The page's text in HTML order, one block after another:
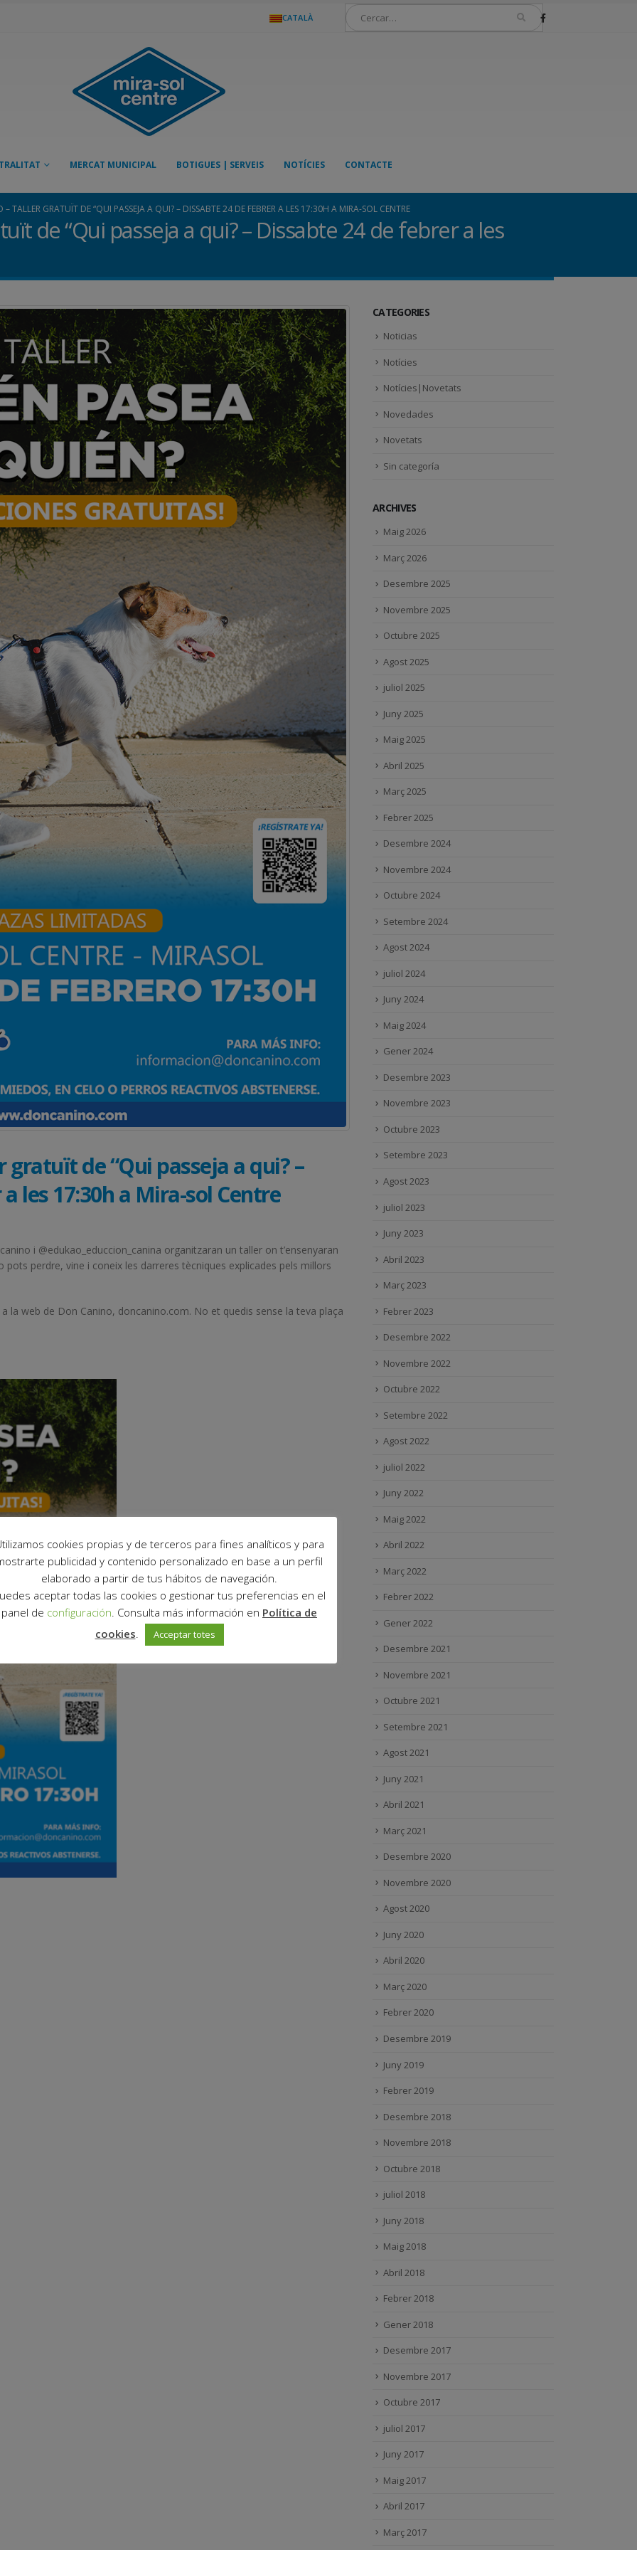
CATALÀ
MERCAT MUNICIPAL BOTIGUES | SERVEIS NOTÍCIES CONTACTE
TALLER GRATUÏT DE “QUI PASSEJA A QUI? – DISSABTE 24 DE FEBRER A LES 17:30H A MIRA-SOL CENTRE
de “Qui passeja a qui? – Dissabte 24 de febrer a les
gratuït de “Qui passeja a qui? –
les 17:30h a Mira-sol Centre
i @edukao_educcion_canina organitzaran un taller on t’ensenyaran
pots perdre, vine i coneix les darreres tècniques explicades pels millors
la web de Don Canino, doncanino.com. No et quedis sense la teva plaça
CATEGORIES
Noticias
Notícies
Notícies|Novetats
Novedades
Novetats
Sin categoría
ARCHIVES
Maig 2026
Març 2026
Desembre 2025
Novembre 2025
Octubre 2025
Agost 2025
juliol 2025
Juny 2025
Maig 2025
Abril 2025
Març 2025
Febrer 2025
Desembre 2024
Novembre 2024
Octubre 2024
Setembre 2024
Agost 2024
juliol 2024
Juny 2024
Maig 2024
Gener 2024
Desembre 2023
Novembre 2023
Octubre 2023
Setembre 2023
Agost 2023
juliol 2023
Juny 2023
Abril 2023
Març 2023
Febrer 2023
Desembre 2022
Novembre 2022
Octubre 2022
Setembre 2022
Agost 2022
juliol 2022
Juny 2022
Maig 2022
Abril 2022
Març 2022
Febrer 2022
Gener 2022
Desembre 2021
Novembre 2021
Octubre 2021
Setembre 2021
Agost 2021
Juny 2021
Abril 2021
Març 2021
Desembre 2020
Novembre 2020
Agost 2020
Juny 2020
Abril 2020
Març 2020
Febrer 2020
Desembre 2019
Juny 2019
Febrer 2019
Desembre 2018
Novembre 2018
Octubre 2018
juliol 2018
Juny 2018
Maig 2018
Abril 2018
Febrer 2018
Gener 2018
Desembre 2017
Novembre 2017
Octubre 2017
juliol 2017
Juny 2017
Maig 2017
Abril 2017
Març 2017
cookies propias y de terceros para fines analíticos y para
publicidad y contenido personalizado en base a un perfil
elaborado a partir de tus hábitos de navegación.
aceptar todas las cookies o gestionar tus preferencias en el
panel de configuración . Consulta más información en Política de
cookies
Acceptar totes